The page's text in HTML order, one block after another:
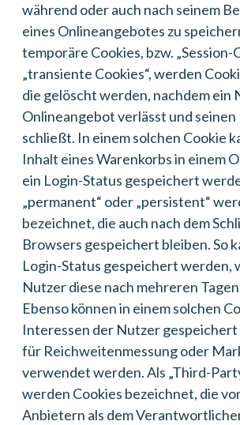
während oder auch nach seinem
eines Onlineangebotes zu
temporäre Cookies, bzw. „Session-
„transiente Cookies“, werden
die gelöscht werden, nachdem ein
Onlineangebot verlässt und
schließt. In einem solchen Cookie
Inhalt eines Warenkorbs in einem
ein Login-Status gespeichert
„permanent“ oder „persistent“
bezeichnet, die auch nach dem
Browsers gespeichert bleiben. So
Login-Status gespeichert werden,
Nutzer diese nach mehreren
Ebenso können in einem solchen
Interessen der Nutzer gespeichert
für Reichweitenmessung oder
verwendet werden. Als „Third-
werden Cookies bezeichnet, die
Anbietern als dem